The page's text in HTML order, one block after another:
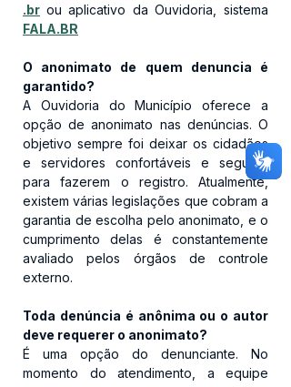
.br ou aplicativo da Ouvidoria, sistema
FALA.BR
O anonimato de quem denuncia é
garantido?
A Ouvidoria do Município oferece a
opção de anonimato nas denúncias. O
objetivo sempre foi deixar os cidadãos
e servidores confortáveis e seguros
para fazerem o registro. Atualmente,
existem várias legislações que cobram a
garantia de escolha pelo anonimato, e o
cumprimento delas é constantemente
avaliado pelos órgãos de controle
externo.
Toda denúncia é anônima ou o autor
deve requerer o anonimato?
É uma opção do denunciante. No
momento do atendimento, a equipe